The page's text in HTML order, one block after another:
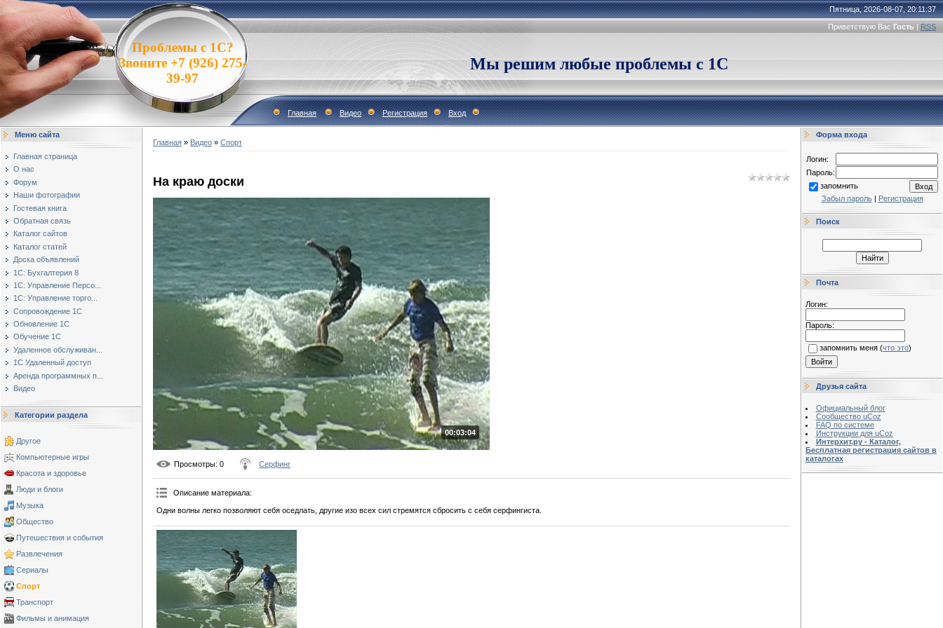
Проблемы с 1С?
Звоните +7 (926) 275-
39-97
Пятница, 2026-08-07, 20:11:37
Приветствую Вас Гость | RSS
Мы решим любые проблемы с 1С
Главная Видео Регистрация Вход
Меню сайта
Главная страница
О нас
Форум
Наши фотографии
Гостевая книга
Обратная связь
Каталог сайтов
Каталог статей
Доска объявлений
1С: Бухгалтерия 8
1С: Управление Персо...
1С: Управление торго...
Сопровождение 1С
Обновление 1С
Обучение 1С
Удаленное обслуживан...
1С Удаленный доступ
Аренда программных п...
Видео
Категории раздела
Другое
Компьютерные игры
Красота и здоровье
Люди и блоги
Музыка
Общество
Путешествия и события
Развлечения
Сериалы
Спорт
Транспорт
Фильмы и анимация
Главная » Видео » Спорт
На краю доски
00:03:04
Просмотры: 0 Серфинг
Описание материала:
Одни волны легко позволяют себя оседлать, другие изо всех сил стремятся сбросить с себя серфингиста.
Форма входа
Логин:
Пароль:
запомнить
Забыл пароль| Регистрация
Поиск
Почта
Логин:
Пароль:
запомнить меня (что это)
Друзья сайта
Официальный блог
Сообщество uCoz
FAQ по системе
Инструкции для uCoz
Интерхит.ру - Каталог,
Бесплатная регистрация сайтов в
каталогах